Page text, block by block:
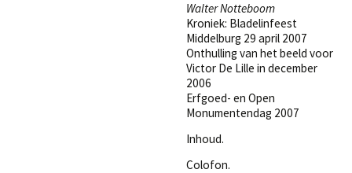
Walter Notteboom
Kroniek: Bladelinfeest
Middelburg 29 april 2007
Onthulling van het beeld voor
Victor De Lille in december
2006
Erfgoed- en Open
Monumentendag 2007
Inhoud.
Colofon.